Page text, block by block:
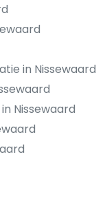
in Nissewaard
Nissewaard